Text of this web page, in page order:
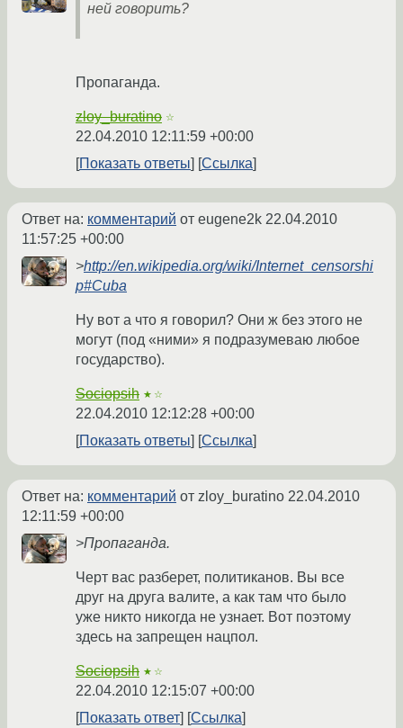
ней говорить?
Пропаганда.
zloy_buratino ☆
22.04.2010 12:11:59 +00:00
Показать ответы
Ссылка
Ответ на: комментарий от eugene2k 22.04.2010
11:57:25 +00:00
>http://en.wikipedia.org/wiki/Internet_censorshi
p#Cuba
Ну вот а что я говорил? Они ж без этого не
могут (под «ними» я подразумеваю любое
государство).
Sociopsih ★☆
22.04.2010 12:12:28 +00:00
Показать ответы
Ссылка
Ответ на: комментарий от zloy_buratino 22.04.2010
12:11:59 +00:00
>Пропаганда.
Черт вас разберет, политиканов. Вы все
друг на друга валите, а как там что было
уже никто никогда не узнает. Вот поэтому
здесь на запрещен нацпол.
Sociopsih ★☆
22.04.2010 12:15:07 +00:00
Показать ответ
Ссылка